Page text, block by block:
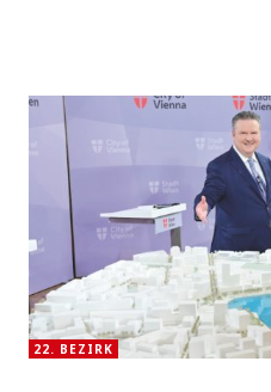
22. BEZIRK